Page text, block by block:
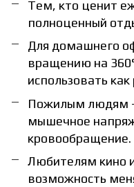
Тем, кто ценит
полноценный
Для домашнего
вращению на
использовать как
Пожилым людям
мышечное
кровообращение.
Любителям кино
возможность